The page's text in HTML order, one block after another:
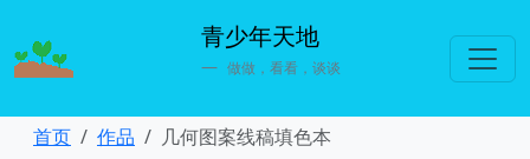
青少年天地
做做，看看，谈谈
首页 作品 几何图案线稿填色本